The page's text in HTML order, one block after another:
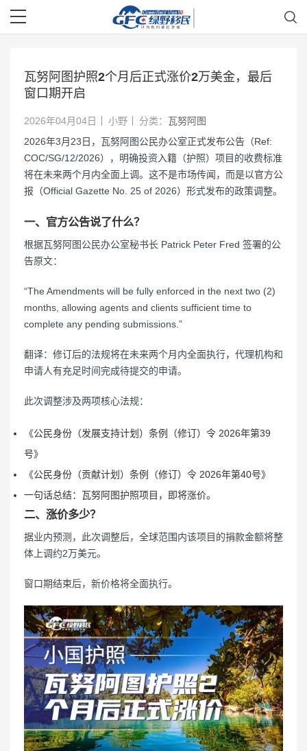
瓦努阿图护照2个月后正式涨价2万美金，最后
窗口期开启
2026年04月04日 小野 分类： 瓦努阿图
2026年3月23日，瓦努阿图公民办公室正式发布公告（Ref:
COC/SG/12/2026），明确投资入籍（护照）项目的收费标准
将在未来两个月内全面上调。这不是市场传闻，而是以官方公
报（Official Gazette No. 25 of 2026）形式发布的政策调整。
一、官方公告说了什么？
根据瓦努阿图公民办公室秘书长 Patrick Peter Fred 签署的公
告原文：
“The Amendments will be fully enforced in the next two (2)
months, allowing agents and clients sufficient time to
complete any pending submissions.”
翻译：修订后的法规将在未来两个月内全面执行，代理机构和
申请人有充足时间完成待提交的申请。
此次调整涉及两项核心法规：
《公民身份（发展支持计划）条例（修订）令 2026年第39
号》
《公民身份（贡献计划）条例（修订）令 2026年第40号》
一句话总结：瓦努阿图护照项目，即将涨价。
二、涨价多少？
据业内预测，此次调整后，全球范围内该项目的捐款金额将整
体上调约2万美元。
窗口期结束后，新价格将全面执行。